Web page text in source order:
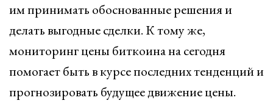
им принимать обоснованные решения и
делать выгодные сделки. К тому же,
мониторинг цены биткоина на сегодня
помогает быть в курсе последних тенденций и
прогнозировать будущее движение цены.